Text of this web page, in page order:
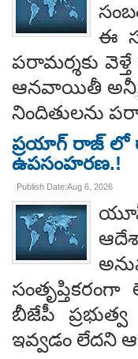
ఈ
పరామర్శకు
ఆనవాయితీ అనీ,
నిందితులను
ప్రయాగ్ రాజ్ లో
ఉపసంహరణ.!
Publish Date:Aug 6, 2026
బీజేపీ
ఇవ్వడం లేదని